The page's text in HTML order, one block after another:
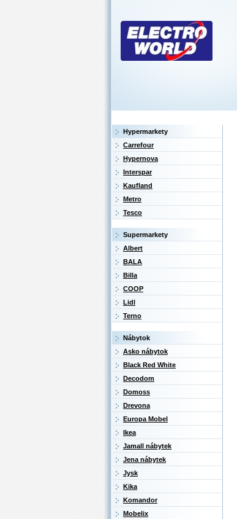
Hypermarkety
Carrefour
Hypernova
Interspar
Kaufland
Metro
Tesco
Supermarkety
Albert
BALA
Billa
COOP
Lidl
Terno
Nábytok
Asko nábytok
Black Red White
Decodom
Domoss
Drevona
Europa Mobel
Ikea
Jamall nábytek
Jena nábytek
Jysk
Kika
Komandor
Mobelix